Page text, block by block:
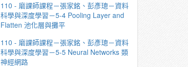
110 - 磨課師課程－張家銘、彭彥璁－資料
科學與深度學習－5-4 Pooling Layer and
Flatten 池化層與攤平
110 - 磨課師課程－張家銘、彭彥璁－資料
科學與深度學習－5-5 Neural Networks 類
神經網路